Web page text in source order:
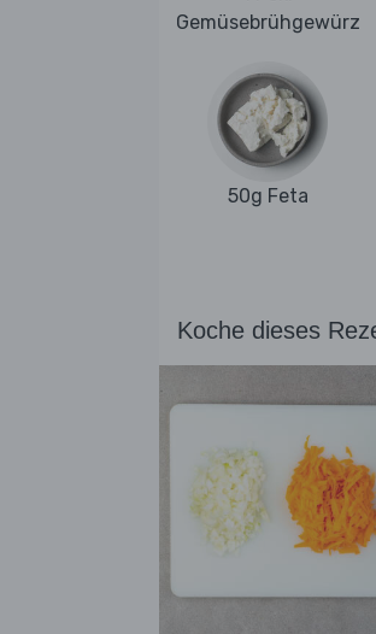
Gemüsebrühgewürz
50g Feta
Koche dieses